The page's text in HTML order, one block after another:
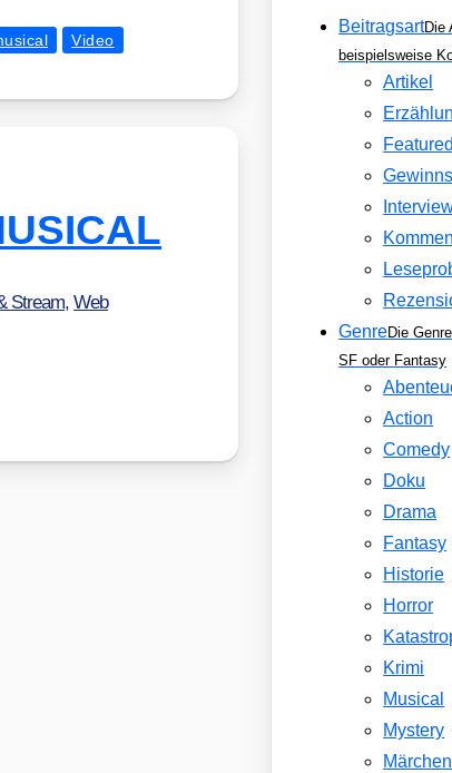
Video
Stream,Web
BeitragsartDie
beispielsweise
Artikel
GenreDie
SF oder Fantasy
Action
Comedy
Doku
Drama
Fantasy
Historie
Horror
Krimi
Musical
Mystery
Märchen